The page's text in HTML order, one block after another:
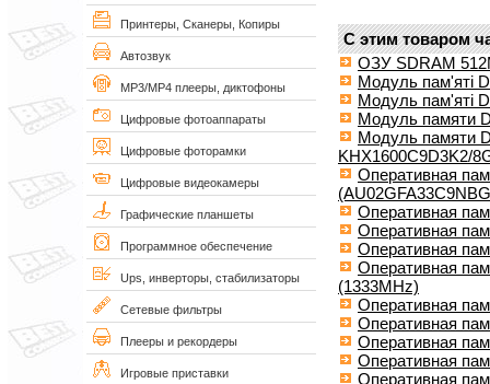
Принтеры, Сканеры, Копиры
Автозвук
MP3/MP4 плееры, диктофоны
Цифровые фотоаппараты
Цифровые фоторамки
Цифровые видеокамеры
Графические планшеты
Программное обеспечение
Ups, инверторы, стабилизаторы
Сетевые фильтры
Плееры и рекордеры
Игровые приставки
С этим товаром
ОЗУ SDRAM
Модуль пам'яті
Модуль пам'яті
Модуль памяти
Модуль памяти
KHX1600C9D3K2/
Оперативная
Оперативная
Оперативная
Оперативная
Оперативная
(1333MHz)
Оперативная
Оперативная
Оперативная
Оперативная
Оперативная